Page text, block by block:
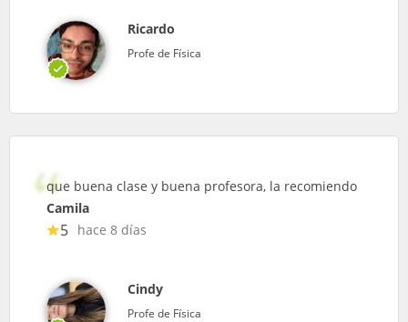
Ricardo
Profe de Física
que buena clase y buena profesora, la recomiendo
Camila
5 hace 8 días
Cindy
Profe de Física